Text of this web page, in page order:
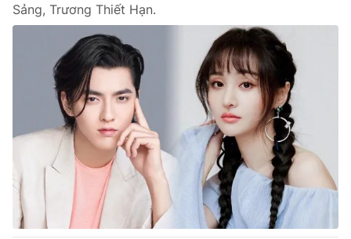
Sảng, Trương Thiết Hạn.